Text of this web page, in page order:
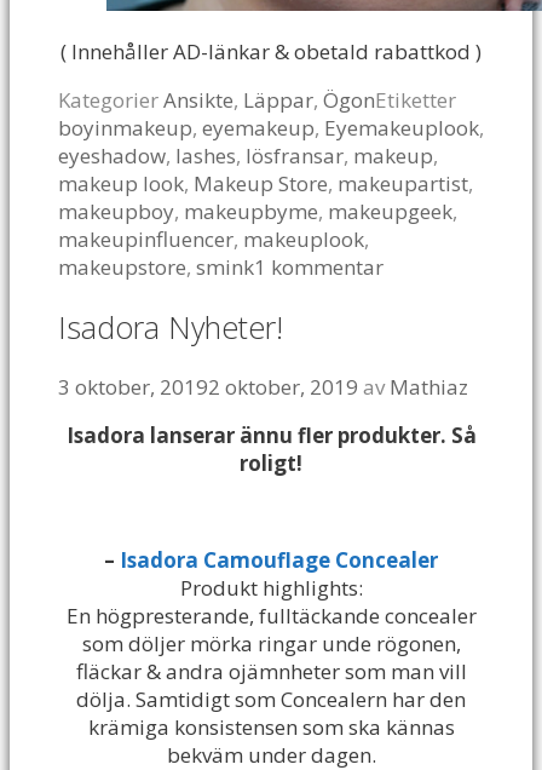
( Innehåller AD-länkar & obetald rabattkod )
KategorierAnsikte, Läppar, ÖgonEtiketter
boyinmakeup, eyemakeup, Eyemakeuplook,
eyeshadow, lashes, lösfransar, makeup,
makeup look, Makeup Store, makeupartist,
makeupboy, makeupbyme, makeupgeek,
makeupinfluencer, makeuplook,
makeupstore, smink1 kommentar
Isadora Nyheter!
3 oktober, 20192 oktober, 2019 avMathiaz
Isadora lanserar ännu fler produkter. Så
roligt!
– Isadora Camouflage Concealer
Produkt highlights:
En högpresterande, fulltäckande concealer
som döljer mörka ringar unde rögonen,
fläckar & andra ojämnheter som man vill
dölja. Samtidigt som Concealern har den
krämiga konsistensen som ska kännas
bekväm under dagen.